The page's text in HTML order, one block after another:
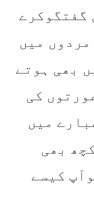
گفتگوکرے
مردوں میں
بھی ہوتے
کی
میں
بھی
کیسے